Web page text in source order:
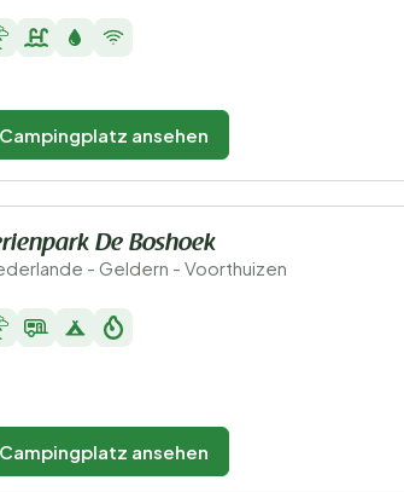
Campingplatz ansehen
De Boshoek
- Geldern - Voorthuizen
Campingplatz ansehen